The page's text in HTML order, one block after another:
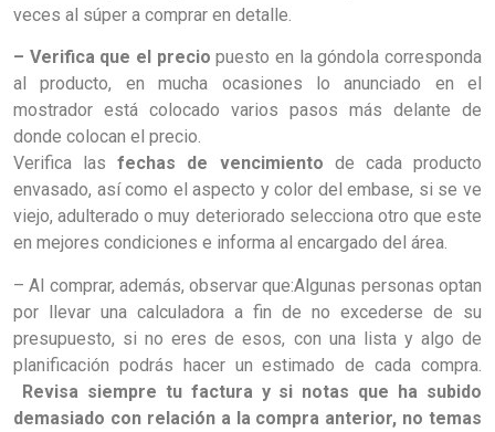
veces al súper a comprar en detalle.
– Verifica que el precio puesto en la góndola corresponda
al producto, en mucha ocasiones lo anunciado en el
mostrador está colocado varios pasos más delante de
donde colocan el precio.
Verifica lasfechas de vencimiento de cada producto
envasado, así como el aspecto y color del embase, si se ve
viejo, adulterado o muy deteriorado selecciona otro que este
en mejores condiciones e informa al encargado del área.
– Al comprar, además, observar que:Algunas personas optan
por llevar una calculadora a fin de no excederse de su
presupuesto, si no eres de esos, con una lista y algo de
planificación podrás hacer un estimado de cada compra.
Revisa siempre tu factura y si notas que ha subido
demasiado con relación a la compra anterior, no temas